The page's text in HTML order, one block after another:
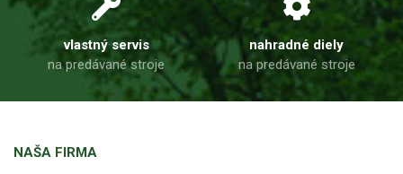
vlastný servis
na predávané stroje
nahradné diely
na predávané stroje
NAŠA FIRMA